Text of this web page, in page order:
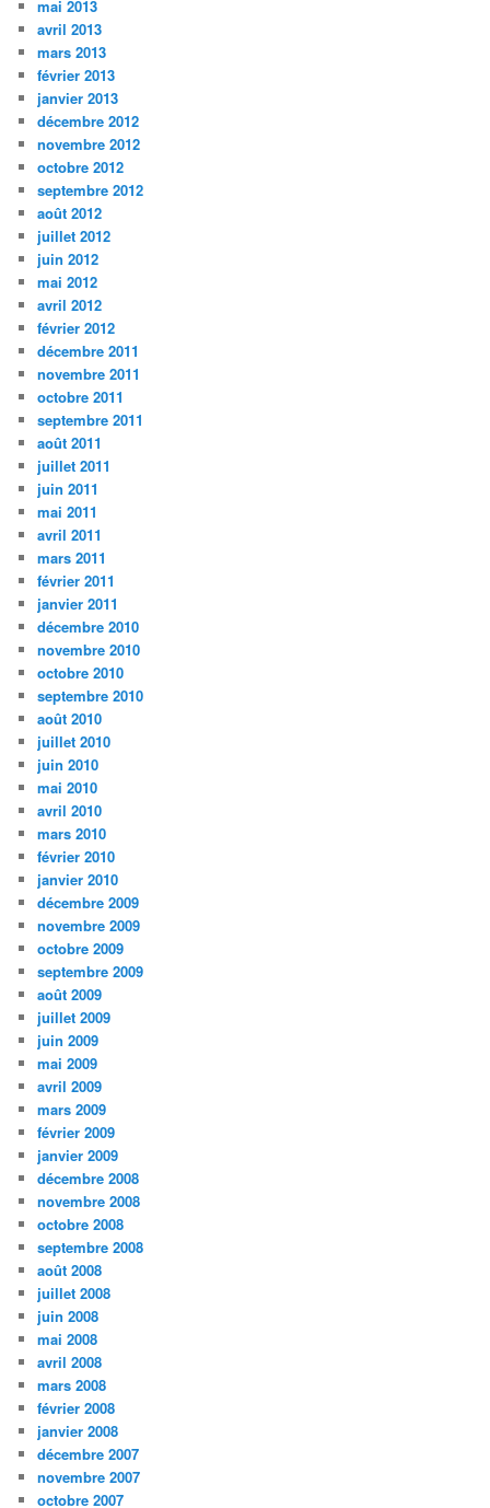
mai 2013
avril 2013
mars 2013
février 2013
janvier 2013
décembre 2012
novembre 2012
octobre 2012
septembre 2012
août 2012
juillet 2012
juin 2012
mai 2012
avril 2012
février 2012
décembre 2011
novembre 2011
octobre 2011
septembre 2011
août 2011
juillet 2011
juin 2011
mai 2011
avril 2011
mars 2011
février 2011
janvier 2011
décembre 2010
novembre 2010
octobre 2010
septembre 2010
août 2010
juillet 2010
juin 2010
mai 2010
avril 2010
mars 2010
février 2010
janvier 2010
décembre 2009
novembre 2009
octobre 2009
septembre 2009
août 2009
juillet 2009
juin 2009
mai 2009
avril 2009
mars 2009
février 2009
janvier 2009
décembre 2008
novembre 2008
octobre 2008
septembre 2008
août 2008
juillet 2008
juin 2008
mai 2008
avril 2008
mars 2008
février 2008
janvier 2008
décembre 2007
novembre 2007
octobre 2007